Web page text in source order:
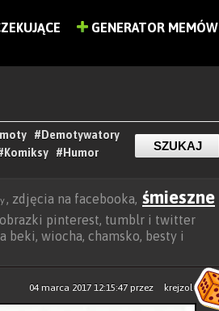
GENERATOR MEMÓW
#Demotywatory
#Humor
, zdjęcia na facebooka, śmieszne
pinterest, tumblr i twitter
beki, wiocha, chamsko, besty i
04 marca 2017 12:15:47przez krejzol